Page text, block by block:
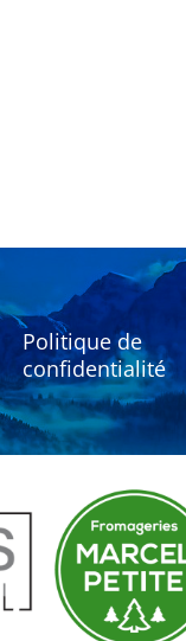
Politique de
confidentialité